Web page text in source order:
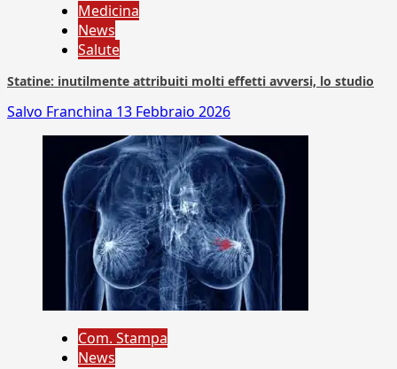
Medicina
News
Salute
Statine: inutilmente attribuiti molti effetti avversi, lo studio
Salvo Franchina 13 Febbraio 2026
Com. Stampa
News